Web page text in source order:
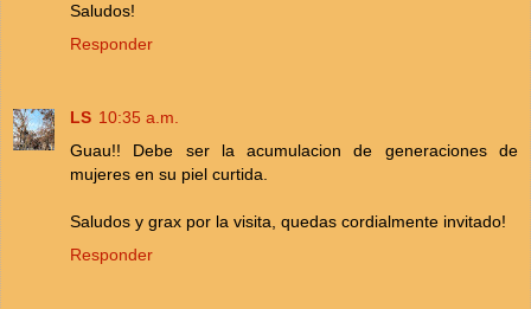
Saludos!
Responder
LS 10:35 a.m.
Guau!! Debe ser la acumulacion de generaciones de
mujeres en su piel curtida.
Saludos y grax por la visita, quedas cordialmente invitado!
Responder